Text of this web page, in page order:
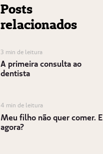
Posts
relacionados
3 min de leitura
A primeira consulta ao
dentista
4 min de leitura
Meu filho não quer comer. E
agora?